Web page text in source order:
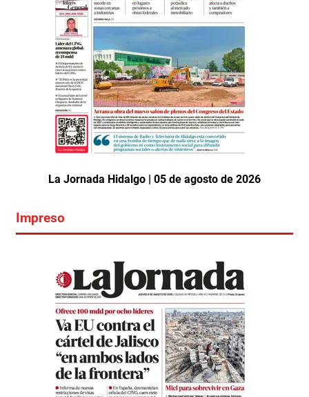
La Jornada Hidalgo | 05 de agosto de 2026
Impreso